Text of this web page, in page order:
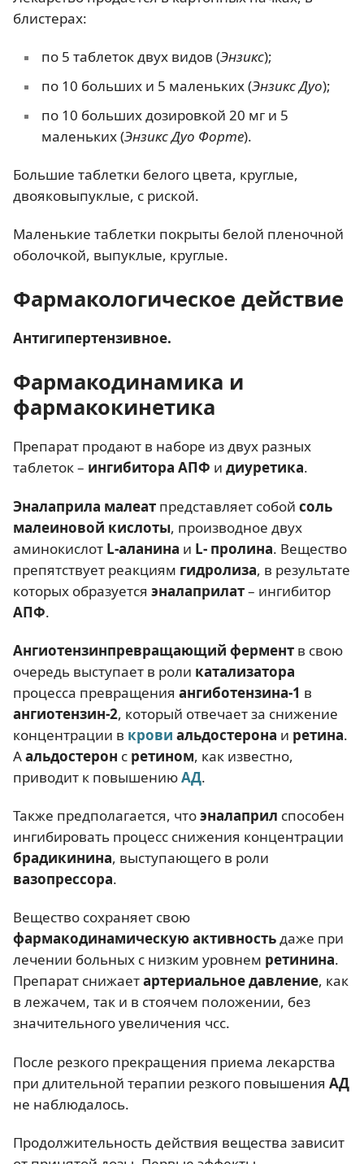
блистерах:
по 5 таблеток двух видов (Энзикс);
по 10 больших и 5 маленьких (Энзикс Дуо);
по 10 больших дозировкой 20 мг и 5
маленьких (Энзикс Дуо Форте).
Большие таблетки белого цвета, круглые,
двояковыпуклые, с риской.
Маленькие таблетки покрыты белой пленочной
оболочкой, выпуклые, круглые.
Фармакологическое действие
Антигипертензивное.
Фармакодинамика и
фармакокинетика
Препарат продают в наборе из двух разных
таблеток – ингибитора АПФ и диуретика.
Эналаприла малеат представляет собой соль
малеиновой кислоты, производное двух
аминокислот L-аланина и L- пролина. Вещество
препятствует реакциям гидролиза, в результате
которых образуется эналаприлат– ингибитор
АПФ.
Ангиотензинпревращающий фермент в свою
очередь выступает в роли катализатора
процесса превращения ангиботензина-1 в
ангиотензин-2, который отвечает за снижение
концентрации в крови альдостерона и ретина.
Аальдостерон с ретином, как известно,
приводит к повышениюАД.
Также предполагается, чтоэналаприл способен
ингибировать процесс снижения концентрации
брадикинина, выступающего в роли
вазопрессора.
Вещество сохраняет свою
фармакодинамическую активностьдаже при
лечении больных с низким уровнем ретинина.
Препарат снижаетартериальное давление, как
в лежачем, так и в стоячем положении, без
значительного увеличения чсс.
После резкого прекращения приема лекарства
при длительной терапии резкого повышения АД
не наблюдалось.
Продолжительность действия вещества зависит